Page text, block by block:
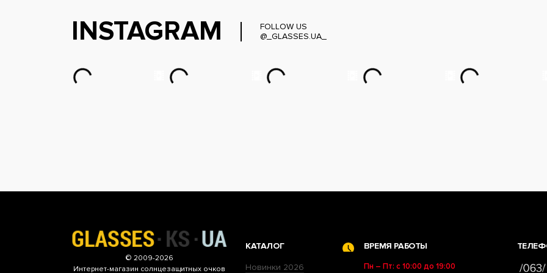
INSTAGRAM
FOLLOW US
@_GLASSES.UA_
© 2009-2026
Интернет-магазин солнцезащитных очков
КАТАЛОГ
Новинки 2026
ВРЕМЯ РАБОТЫ
Пн – Пт: с 10:00 до 19:00